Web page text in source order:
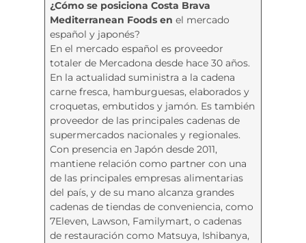
¿Cómo se posiciona Costa Brava
Mediterranean Foods en el mercado
español y japonés?
En el mercado español es proveedor
totaler de Mercadona desde hace 30 años.
En la actualidad suministra a la cadena
carne fresca, hamburguesas, elaborados y
croquetas, embutidos y jamón. Es también
proveedor de las principales cadenas de
supermercados nacionales y regionales.
Con presencia en Japón desde 2011,
mantiene relación como partner con una
de las principales empresas alimentarias
del país, y de su mano alcanza grandes
cadenas de tiendas de conveniencia, como
7Eleven, Lawson, Familymart, o cadenas
de restauración como Matsuya, Ishibanya,